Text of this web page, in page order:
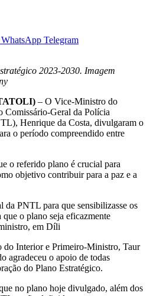
WhatsApp Telegram
2023-2030. Imagem
– O Vice-Ministro do
Geral da Polícia
Henrique da Costa, divulgaram o
o período compreendido entre
o referido plano é crucial para
objetivo contribuir para a paz e a
da PNTL para que sensibilizasse os
o plano seja eficazmente
em Díli
do Interior e Primeiro-Ministro, Taur
agradeceu o apoio de todas
do Plano Estratégico.
no plano hoje divulgado, além dos